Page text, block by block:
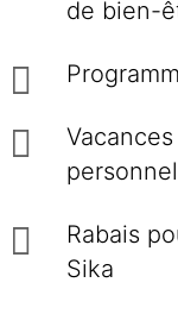
de bien-
Rabais
Sika